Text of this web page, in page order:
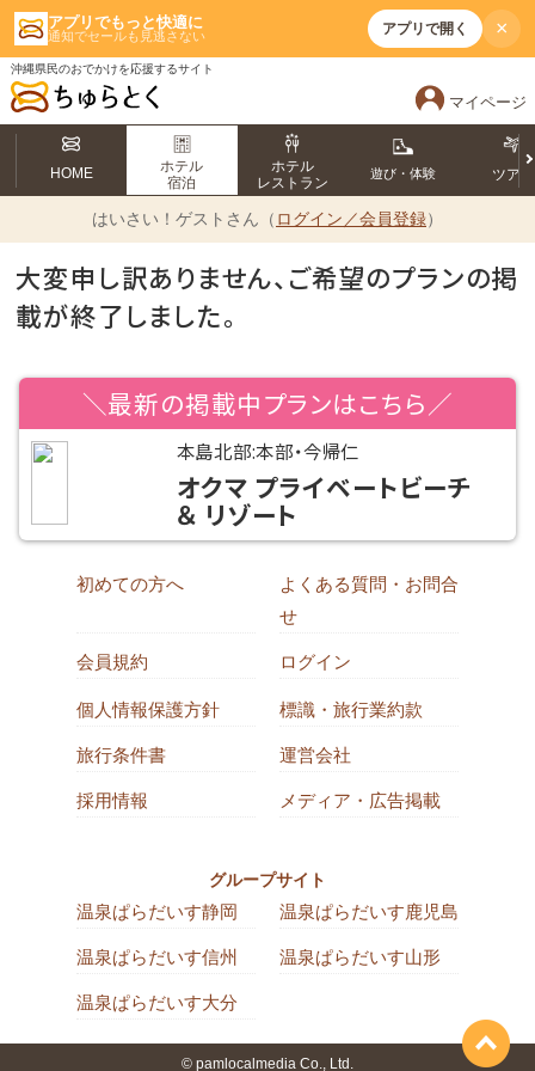
アプリでもっと快適に
通知でセールも見逃さない アプリで開く ×
沖縄県民のおでかけを応援するサイト
マイページ
HOME
ホテル
宿泊
ホテル
レストラン
遊び・体験 ツアー
はいさい！ ゲストさん（ ログイン／会員登録）
大変申し訳ありません、ご希望のプランの掲
載が終了しました。
＼最新の掲載中プランはこちら／
本島北部:本部・今帰仁
オクマ プライベートビーチ
＆ リゾート
初めての方へ
よくある質問・お問合
せ
会員規約 ログイン
個人情報保護方針 標識・旅行業約款
旅行条件書 運営会社
採用情報 メディア・広告掲載
グループサイト
温泉ぱらだいす静岡 温泉ぱらだいす鹿児島
温泉ぱらだいす信州 温泉ぱらだいす山形
温泉ぱらだいす大分
© pamlocalmedia Co., Ltd.